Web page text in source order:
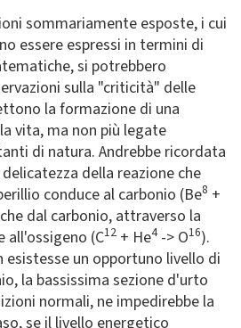
sommariamente esposte, i cui
essere espressi in termini di
si potrebbero
sulla "criticità" delle
la formazione di una
vita, ma non più legate
di natura. Andrebbe ricordata
della reazione che
conduce al carbonio (Be8 +
dal carbonio, attraverso la
all'ossigeno (C12 + He4-> O16).
esistesse un opportuno livello di
la bassissima sezione d'urto
normali, ne impedirebbe la
se il livello energetico